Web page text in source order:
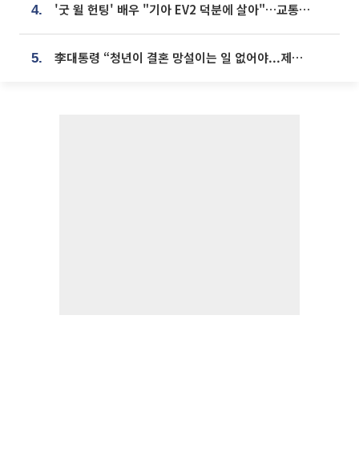
4. '굿 윌 헌팅' 배우 "기아 EV2 덕분에 살아"…교통사고 후 안전성 극찬
5. 李대통령 “청년이 결혼 망설이는 일 없어야...제도상 불이익 조사”